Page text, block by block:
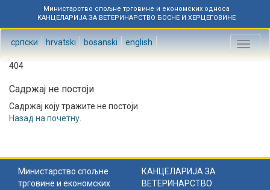
Министарство спољне трговине и економских односа
КАНЦЕЛАРИЈА ЗА ВЕТЕРИНАРСТВО БОСНЕ И ХЕРЦЕГОВИНЕ
српски hrvatski bosanski english
Toggle
404
Садржај не постоји
Садржај коју тражите не постоји.
Назад на почетну
Министарство спољне
трговине и економских
КАНЦЕЛАРИЈА ЗА
ВЕТЕРИНАРСТВО